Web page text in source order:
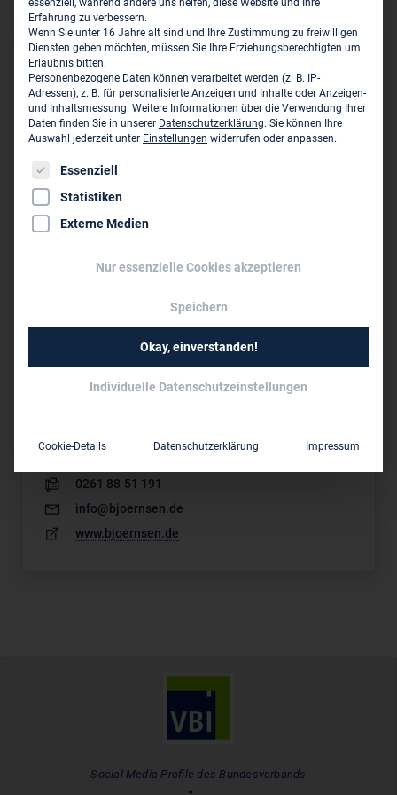
Sitz des Zweigbüros
Björnsen Beratende Ingenieure GmbH - Niederlassung
München
Anni-Albers-Straße 7
089 30 66 89 11 0
089 30 66 89 11 49
www.bjoernsen.de
Dieses Unternehmen ist ein Zweigbüro von:
0261 88 51 191
info@bjoernsen.de
www.bjoernsen.de
Social Media Profile des Bundesverbands
essenziell, während andere uns helfen, diese Website und Ihre
Erfahrung zu verbessern.
Wenn Sie unter 16 Jahre alt sind und Ihre Zustimmung zu freiwilligen
Diensten geben möchten, müssen Sie Ihre Erziehungsberechtigten um
Erlaubnis bitten.
Personenbezogene Daten können verarbeitet werden (z. B. IP-
Adressen), z. B. für personalisierte Anzeigen und Inhalte oder Anzeigen-
und Inhaltsmessung. Weitere Informationen über die Verwendung Ihrer
Daten finden Sie in unserer Datenschutzerklärung. Sie können Ihre
Auswahl jederzeit unter Einstellungen widerrufen oder anpassen.
Es folgt eine Liste der Service-Gruppen, für die eine
Essenziell
Statistiken
Externe Medien
Nur essenzielle Cookies akzeptieren
Speichern
Okay, einverstanden!
Individuelle Datenschutzeinstellungen
Cookie-Details Datenschutzerklärung Impressum